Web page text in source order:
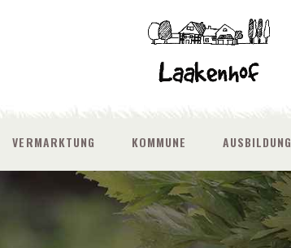
VERMARKTUNG KOMMUNE AUSBILDUNG